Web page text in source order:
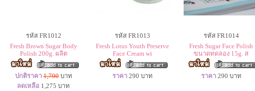
รหัส FR1012
Fresh Brown Sugar Body
Polish 200g. ผลิต
ปกติราคา 1,700บาท
ลดเหลือ 1,275 บาท
รหัส FR1013
Fresh Lotus Youth Preserve
Face Cream wi
ราคา 290 บาท
รหัส FR1014
Fresh Sugar Face Polish
ขนาดทดลอง 15g. ส
ราคา 290 บาท